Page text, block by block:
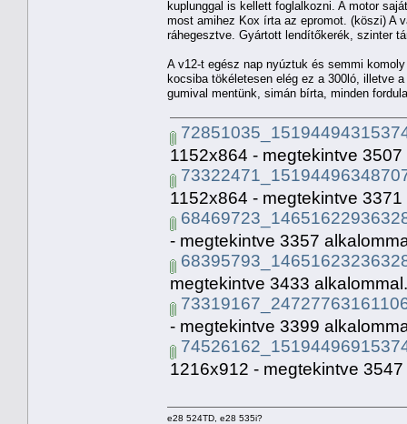
kuplunggal is kellett foglalkozni. A motor
most amihez Kox írta az epromot. (köszi) A
ráhegesztve. Gyártott lendítőkerék, szinter
A v12-t egész nap nyúztuk és semmi
kocsiba tökéletesen elég ez a 300ló, illetve
gumival mentünk, simán bírta, minden
1152x864 - megtekintve
1152x864 - megtekintve
- megtekintve 3357
megtekintve 3433
- megtekintve 3399
1216x912 - megtekintve
e28 524TD, e28 535i?